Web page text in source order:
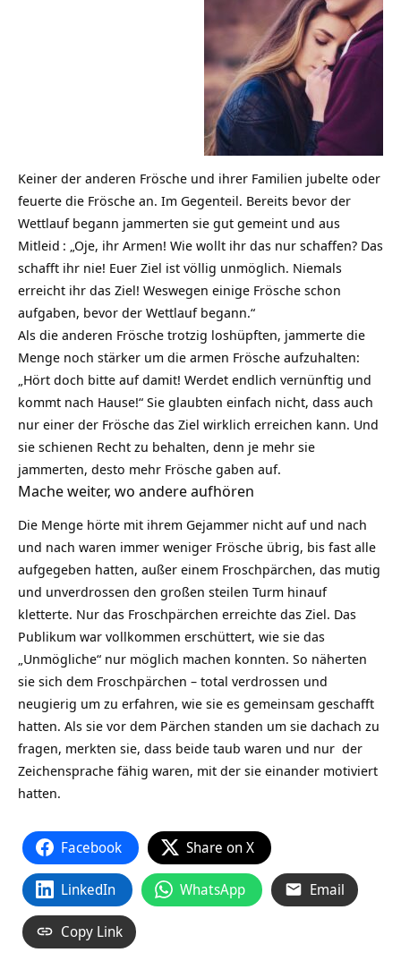
Keiner der anderen Frösche und ihrer Familien jubelte oder
feuerte die Frösche an. Im Gegenteil. Bereits bevor der
Wettlauf begann jammerten sie gut gemeint und aus
Mitleid : „Oje, ihr Armen! Wie wollt ihr das nur schaffen? Das
schafft ihr nie! Euer Ziel ist völlig unmöglich. Niemals
erreicht ihr das Ziel! Weswegen einige Frösche schon
aufgaben, bevor der Wettlauf begann.“
Als die anderen Frösche trotzig loshüpften, jammerte die
Menge noch stärker um die armen Frösche aufzuhalten:
„Hört doch bitte auf damit! Werdet endlich vernünftig und
kommt nach Hause!“ Sie glaubten einfach nicht, dass auch
nur einer der Frösche das Ziel wirklich erreichen kann. Und
sie schienen Recht zu behalten, denn je mehr sie
jammerten, desto mehr Frösche gaben auf.
Mache weiter, wo andere aufhören
Die Menge hörte mit ihrem Gejammer nicht auf und nach
und nach waren immer weniger Frösche übrig, bis fast alle
aufgegeben hatten, außer einem Froschpärchen, das mutig
und unverdrossen den großen steilen Turm hinauf
kletterte. Nur das Froschpärchen erreichte das Ziel. Das
Publikum war vollkommen erschüttert, wie sie das
„Unmögliche“ nur möglich machen konnten. So näherten
sie sich dem Froschpärchen – total verdrossen und
neugierig um zu erfahren, wie sie es gemeinsam geschafft
hatten. Als sie vor dem Pärchen standen um sie dachach zu
fragen, merkten sie, dass beide taub waren und nur der
Zeichensprache fähig waren, mit der sie einander motiviert
hatten.
Facebook Share on X
LinkedIn WhatsApp Email
Copy Link